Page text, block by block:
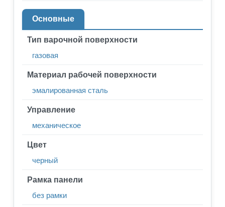
Основные
Тип варочной поверхности
газовая
Материал рабочей поверхности
эмалированная сталь
Управление
механическое
Цвет
черный
Рамка панели
без рамки